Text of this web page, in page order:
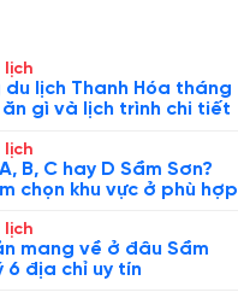
lịch
du lịch Thanh Hóa tháng
ăn gì và lịch trình chi tiết
lịch
B, C hay D Sầm Sơn?
chọn khu vực ở phù hợp
lịch
mang về ở đâu Sầm
6 địa chỉ uy tín